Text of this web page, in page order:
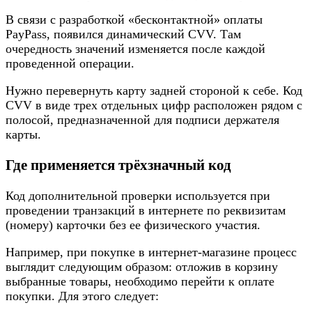
В связи с разработкой «бесконтактной» оплаты
PayPass, появился динамический CVV. Там
очередность значений изменяется после каждой
проведенной операции.
Нужно перевернуть карту задней стороной к себе. Код
CVV в виде трех отдельных цифр расположен рядом с
полосой, предназначенной для подписи держателя
карты.
Где применяется трёхзначный код
Код дополнительной проверки используется при
проведении транзакций в интернете по реквизитам
(номеру) карточки без ее физического участия.
Например, при покупке в интернет-магазине процесс
выглядит следующим образом: отложив в корзину
выбранные товары, необходимо перейти к оплате
покупки. Для этого следует: